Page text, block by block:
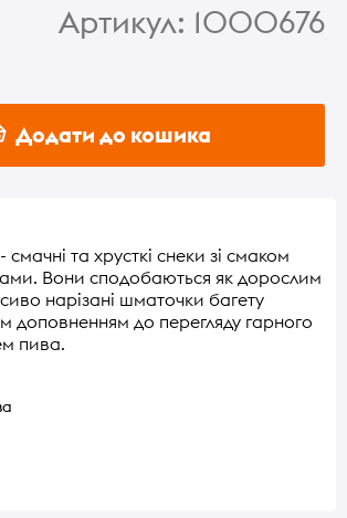
Артикул: 1000676
Додати до кошика
та хрусткі снеки зі смаком
Вони сподобаються як дорослим
нарізані шматочки багету
доповненням до перегляду гарного
пива.